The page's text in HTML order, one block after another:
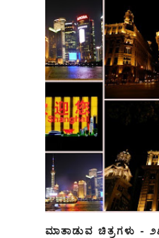
ಮಾತಾಡುವ ಚಿತ್ರಗಳು -